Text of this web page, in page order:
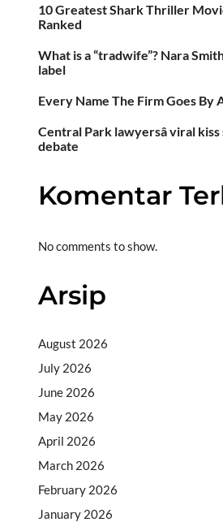
10 Greatest Shark Thriller
Ranked
What is a “tradwife”? Nara
label
Every Name The Firm Goes By
Central Park lawyersâ viral
debate
Komentar
No comments to show.
Arsip
August 2026
July 2026
June 2026
May 2026
April 2026
March 2026
February 2026
January 2026